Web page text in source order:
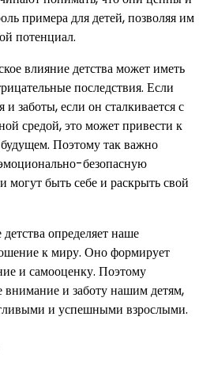
примера для детей, позволяя им
потенциал.
влияние детства может иметь
последствия. Если
заботы, если он сталкивается с
средой, это может привести к
Поэтому так важно
безопасную
могут быть себе и раскрыть свой
определяет наше
к миру. Оно формирует
и самооценку. Поэтому
внимание и заботу нашим детям,
и успешными взрослыми.